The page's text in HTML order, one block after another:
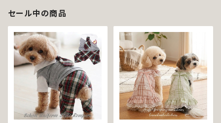
犬 ペット おしゃれ かわいい 可
愛い 返品交換不可
セール中の商品